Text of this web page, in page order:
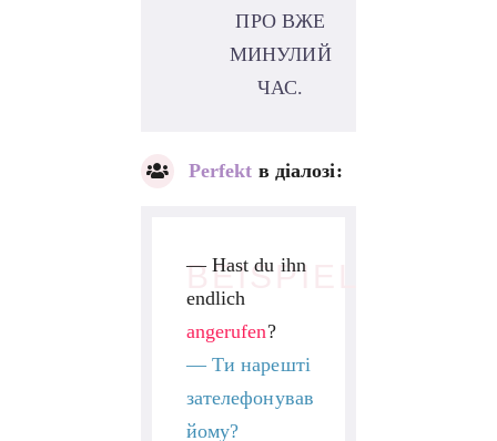
ПРО ВЖЕ
МИНУЛИЙ
ЧАС.
Perfekt в діалозі:
BEISPIEL
— Hast du ihn
endlich
angerufen?
—Ти нарешті
зателефонував
йому?